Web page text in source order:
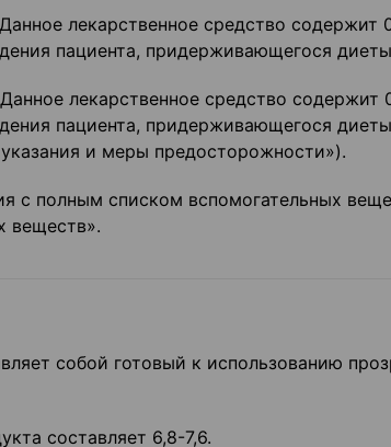
лекарственное средство содержит
пациента, придерживающегося
лекарственное средство
пациента, придерживающегося
и меры предосторожности»).
с полным списком вспомогательных
веществ».
собой готовый к использованию
составляет 6,8-7,6.